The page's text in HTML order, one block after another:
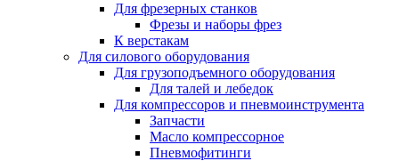
Для фрезерных станков
Фрезы и наборы фрез
К верстакам
Для силового оборудования
Для грузоподъемного оборудования
Для талей и лебедок
Для компрессоров и пневмоинструмента
Запчасти
Масло компрессорное
Пневмофитинги